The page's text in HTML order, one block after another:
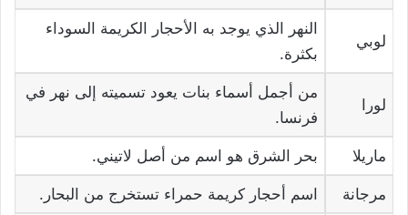
لوبي
النهر الذي يوجد به الأحجار الكريمة السوداء
بكثرة.
لورا
من أجمل أسماء بنات يعود تسميته إلى نهر في
فرنسا.
ماريلا بحر الشرق هو اسم من أصل لاتيني.
مرجانة اسم أحجار كريمة حمراء تستخرج من البحار.